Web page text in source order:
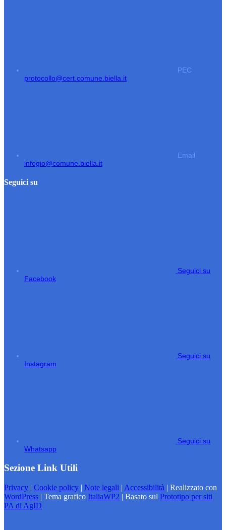
PEC
protocollo@cert.comune.biella.it
Email
infogio@comune.biella.it
Seguici su
Seguici su
Facebook
Seguici su
Instagram
Seguici su
Whatsapp
Sezione Link Utili
Privacy | Cookie policy | Note legali | Accessibilità | Realizzato con
WordPress | Tema grafico ItaliaWP2 | Basato sul Prototipo per siti
PA di AgID